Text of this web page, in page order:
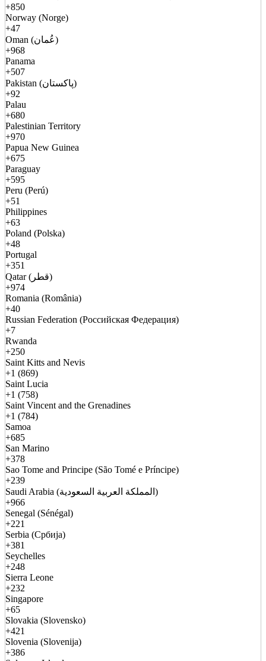
+850
Norway (Norge)
+47
Oman (عُمان)
+968
Panama
+507
Pakistan (پاکستان)
+92
Palau
+680
Palestinian Territory
+970
Papua New Guinea
+675
Paraguay
+595
Peru (Perú)
+51
Philippines
+63
Poland (Polska)
+48
Portugal
+351
Qatar (قطر)
+974
Romania (România)
+40
Russian Federation (Российская Федерация)
+7
Rwanda
+250
Saint Kitts and Nevis
+1 (869)
Saint Lucia
+1 (758)
Saint Vincent and the Grenadines
+1 (784)
Samoa
+685
San Marino
+378
Sao Tome and Principe (São Tomé e Príncipe)
+239
Saudi Arabia (المملكة العربية السعودية)
+966
Senegal (Sénégal)
+221
Serbia (Србија)
+381
Seychelles
+248
Sierra Leone
+232
Singapore
+65
Slovakia (Slovensko)
+421
Slovenia (Slovenija)
+386